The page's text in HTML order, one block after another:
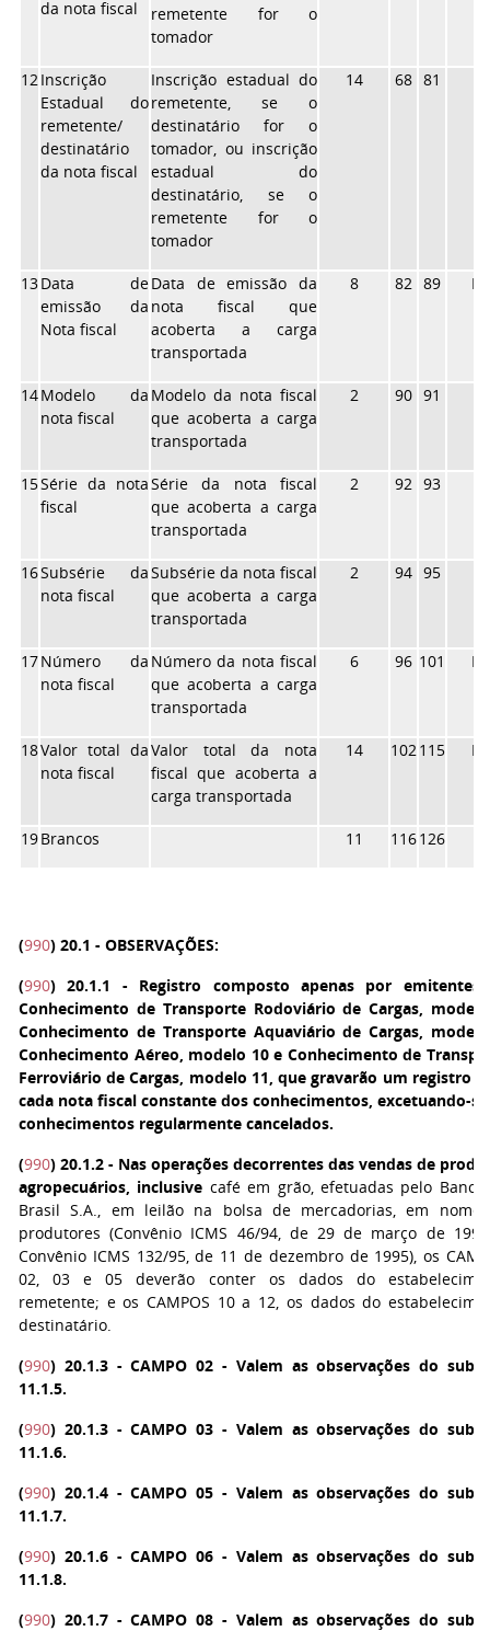
da nota fiscal
remetente for o
tomador
12Inscrição
Estadual do
remetente/
destinatário
da nota fiscal
Inscrição estadual do
remetente, se o
destinatário for o
tomador, ou inscrição
estadual do
destinatário, se o
remetente for o
tomador
14 68 81
13Data de
emissão da
Nota fiscal
Data de emissão da
nota fiscal que
acoberta a carga
transportada
8 82 89 N
14Modelo da
nota fiscal
Modelo da nota fiscal
que acoberta a carga
transportada
2 90 91
15Série da nota
fiscal
Série da nota fiscal
que acoberta a carga
transportada
2 92 93
16Subsérie da
nota fiscal
Subsérie da nota fiscal
que acoberta a carga
transportada
2 94 95
17Número da
nota fiscal
Número da nota fiscal
que acoberta a carga
transportada
6 96 101 N
18Valor total da
nota fiscal
Valor total da nota
fiscal que acoberta a
carga transportada
14 102115 N
19Brancos 11 116126
(990) 20.1 - OBSERVAÇÕES:
(990) 20.1.1 - Registro composto apenas por emitentes
Conhecimento de Transporte Rodoviário de Cargas,
Conhecimento de Transporte Aquaviário de Cargas,
Conhecimento Aéreo, modelo 10 e Conhecimento de
Ferroviário de Cargas, modelo 11, que gravarão um registro
cada nota fiscal constante dos conhecimentos, excetuando-
conhecimentos regularmente cancelados.
(990) 20.1.2 - Nas operações decorrentes das vendas de
agropecuários, inclusive café em grão, efetuadas pelo Banco
Brasil S.A., em leilão na bolsa de mercadorias, em nome
produtores (Convênio ICMS 46/94, de 29 de março de
Convênio ICMS 132/95, de 11 de dezembro de 1995), os
02, 03 e 05 deverão conter os dados do
remetente; e os CAMPOS 10 a 12, os dados do
destinatário.
(990) 20.1.3 - CAMPO 02 - Valem as observações do
11.1.5.
(990) 20.1.3 - CAMPO 03 - Valem as observações do
11.1.6.
(990) 20.1.4 - CAMPO 05 - Valem as observações do
11.1.7.
(990) 20.1.6 - CAMPO 06 - Valem as observações do
11.1.8.
(990) 20.1.7 - CAMPO 08 - Valem as observações do